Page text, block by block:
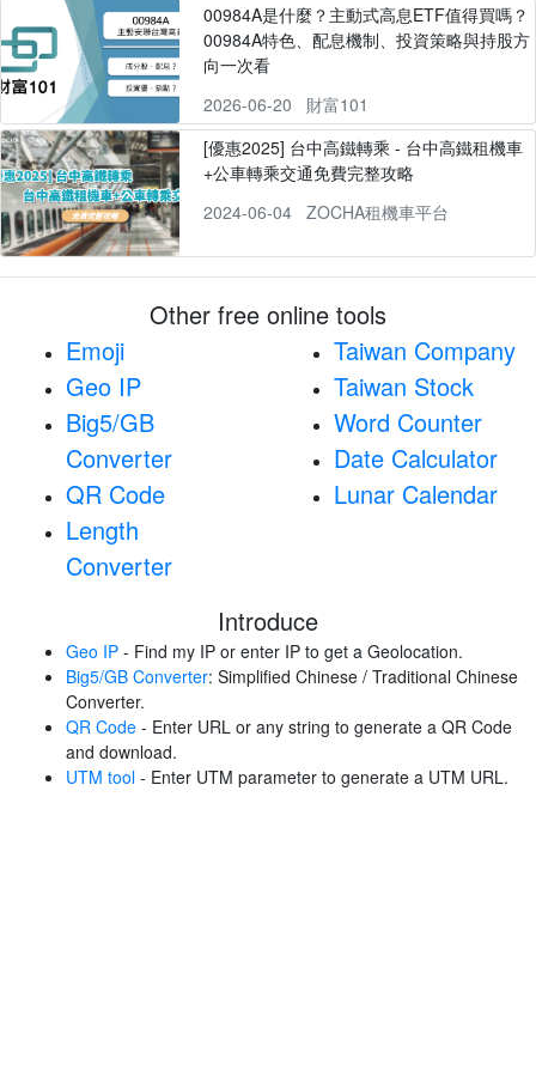
00984A是什麼？主動式高息ETF值得買嗎？
00984A特色、配息機制、投資策略與持股方
向一次看
2026-06-20
財富101
[優惠2025] 台中高鐵轉乘 - 台中高鐵租機車
+公車轉乘交通免費完整攻略
2024-06-04
ZOCHA租機車平台
Other free online tools
Emoji
Geo IP
Big5/GB
Converter
QR Code
Length
Converter
Taiwan Company
Taiwan Stock
Word Counter
Date Calculator
Lunar Calendar
Introduce
Geo IP - Find my IP or enter IP to get a Geolocation.
Big5/GB Converter: Simplified Chinese / Traditional Chinese
Converter.
QR Code - Enter URL or any string to generate a QR Code
and download.
UTM tool - Enter UTM parameter to generate a UTM URL.